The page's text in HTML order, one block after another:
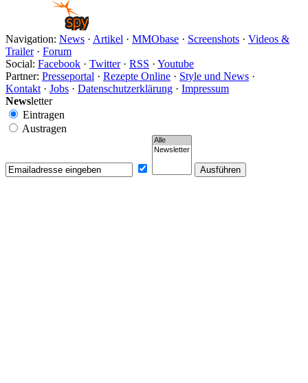
Navigation: News · Artikel · MMObase · Screenshots · Videos &
Trailer· Forum
Social: Facebook · Twitter· RSS · Youtube
Partner: Presseportal · Rezepte Online · Style und News ·
Kontakt · Jobs · Datenschutzerklärung · Impressum
Newsletter
Eintragen
Austragen